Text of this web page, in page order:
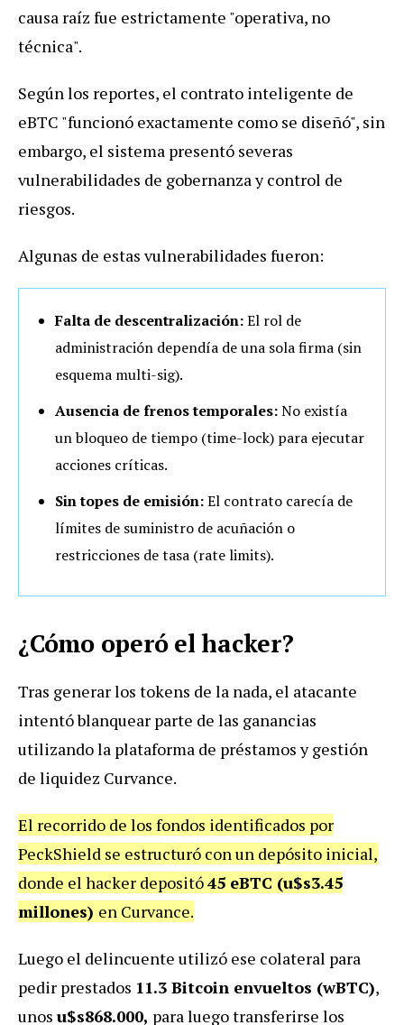
causa raíz fue estrictamente "operativa, no
técnica".
Según los reportes, el contrato inteligente de
eBTC "funcionó exactamente como se diseñó", sin
embargo, el sistema presentó severas
vulnerabilidades de gobernanza y control de
riesgos.
Algunas de estas vulnerabilidades fueron:
Falta de descentralización:El rol de
administración dependía de una sola firma (sin
esquema multi-sig).
Ausencia de frenos temporales:No existía
un bloqueo de tiempo (time-lock) para ejecutar
acciones críticas.
Sin topes de emisión:El contrato carecía de
límites de suministro de acuñación o
restricciones de tasa (rate limits).
¿Cómo operó el hacker?
Tras generar los tokens de la nada, el atacante
intentó blanquear parte de las ganancias
utilizando la plataforma de préstamos y gestión
de liquidez Curvance.
El recorrido de los fondos identificados por
PeckShield se estructuró con un depósito inicial,
donde el hacker depositó45 eBTC (u$s3.45
millones) en Curvance.
Luego el delincuente utilizó ese colateral para
pedir prestados 11.3 Bitcoin envueltos (wBTC),
unos u$s868.000, para luego transferirse los